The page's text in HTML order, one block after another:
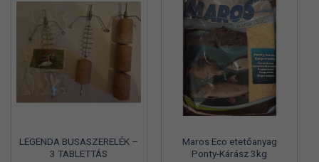
LEGENDA BUSASZERELÉK –
3 TABLETTÁS
Maros Eco etetőanyag
Ponty-Kárász 3kg